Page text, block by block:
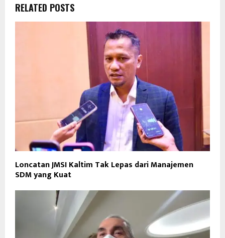
RELATED POSTS
Loncatan JMSI Kaltim Tak Lepas dari Manajemen
SDM yang Kuat